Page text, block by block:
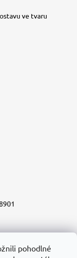
pohodlné
ve tvaru